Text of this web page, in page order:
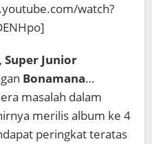
watch?
Super Junior
Bonamana…
masalah dalam
merilis album ke 4
peringkat teratas